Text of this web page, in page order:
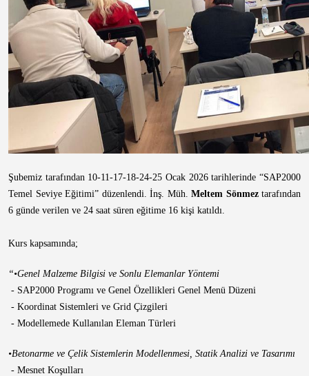
Şubemiz tarafından 10-11-17-18-24-25 Ocak 2026tarihlerinde “SAP2000
Temel Seviye Eğitimi” düzenlendi. İnş. Müh. Meltem Sönmeztarafından
6 günde verilen ve 24 saat süren eğitime 16 kişi katıldı.
Kurs kapsamında;
“•Genel Malzeme Bilgisi ve Sonlu Elemanlar Yöntemi
- SAP2000 Programı ve Genel Özellikleri Genel Menü Düzeni
- Koordinat Sistemleri ve Grid Çizgileri
- Modellemede Kullanılan Eleman Türleri
•Betonarme ve Çelik Sistemlerin Modellenmesi, Statik Analizi ve Tasarımı
- Mesnet Koşulları